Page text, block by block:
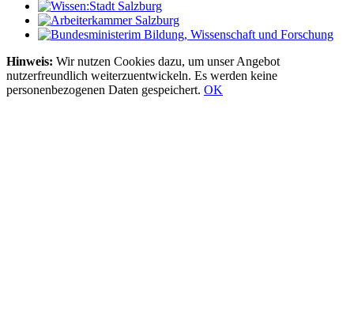
Hinweis: Wir nutzen Cookies dazu, um unser Angebot
nutzerfreundlich weiterzuentwickeln. Es werden keine
personenbezogenen Daten gespeichert. OK